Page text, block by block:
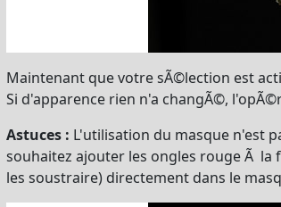
Maintenant que votre sÃ©lection est
Si d'apparence rien n'a changÃ©,
Astuces : L'utilisation du masque n'est
souhaitez ajouter les ongles rouge Ã la
les soustraire) directement dans le